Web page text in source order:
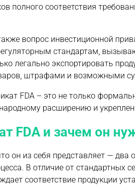
полного соответствия
вопрос инвестиционной
стандартам,
легально экспортировать
штрафами и возможными
FDA – это не только
расширению и
FDA и зачем он
он из себя представляет —
В отличие от стандартных
соответствие продукции